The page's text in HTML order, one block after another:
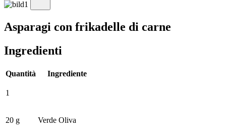
Asparagi con frikadelle di carne
Ingredienti
Quantità Ingrediente
1
20 g Verde Oliva